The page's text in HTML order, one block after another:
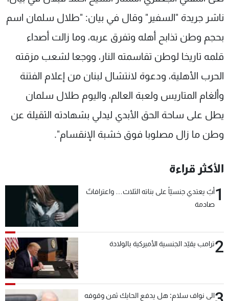
ناشر جريدة "السفير" وقال في بيان: "طلال سلمان اسم
بحجم وطن تذابح أهله وتفرق عربه، وما زالت أصداء
قلمه تاريخا لوطن تقاسمته النار، ووجعا لشعب مزقته
الحرب الأهلية، ودعوة لانتشال لبنان من إعلام الفتنة
وألغام المتاريس ولعبة العالم، واليوم طلال سلمان
يطل على ساحة الحق الأبدي ليدلي بشهادته الثقيلة عن
وطن ما زال مصلوبا فوق خشبة الإنقسام".
الأكثر قراءة
1أبٌ يعتدي جنسيّاً على بناته الثلاث… واعترافاتٌ
صادمة
2ترامب يقيّد الجنسية الأميركية بالولادة
الى نواف سلام: هل يدفع الحايك ثمن وقوفه
شاهد البرامج
الترددات
عن MTV
لاعلاناتكم
وظائف
شروط الإسـتخدام
سياسة الخصوصية